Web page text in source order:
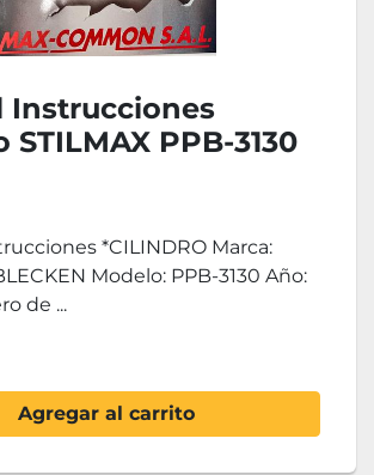
Instrucciones
STILMAX PPB-3130
*CILINDRO Marca:
Modelo: PPB-3130 Año:
de ...
Agregar al carrito